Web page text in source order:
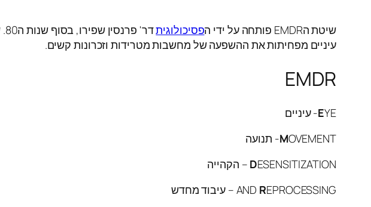
שיטת הEMDR פותחה על ידי ה פסיכולוגית
עיניים מפחיתות את ההשפעה של מחשבות מטרידות וזכרונות קשים.
EMDR
EYE- עיניים
MOVEMENT- תנועה
DESENSITIZATION – הקהייה
AND REPROCESSING – עיבוד מחדש